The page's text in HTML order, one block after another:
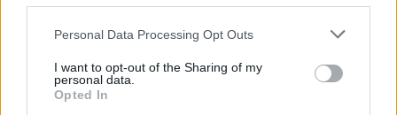
Please note that this website/app uses one or more Google
not limited to your visit or usage behaviour. You may click to
grant or deny consent to Google and its third-party tags to
use your data for below specified purposes in below Google
Personal Data Processing Opt Outs
I want to opt-out of the Sharing of my
personal data.
Opted In
daGoogle News
Condividi l'articolo